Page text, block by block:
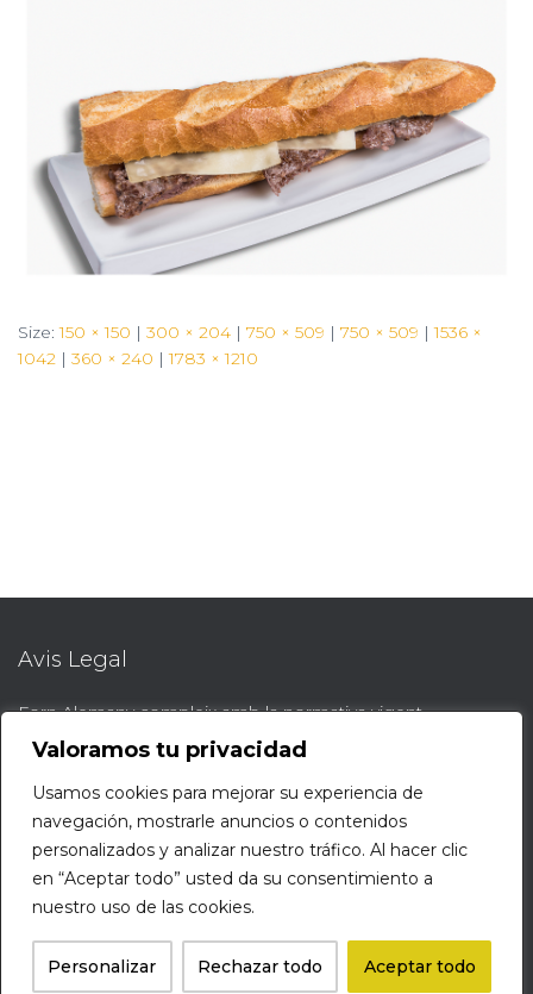
Valoramos tu privacidad
Usamos cookies para mejorar su experiencia de
navegación, mostrarle anuncios o contenidos
personalizados y analizar nuestro tráfico. Al hacer clic
en “Aceptar todo” usted da su consentimiento a
nuestro uso de las cookies.
Personalizar Rechazar todo Aceptar todo
Size:150 × 150 | 300 × 204 | 750 × 509 | 750 × 509 | 1536 ×
1042 | 360 × 240 | 1783 × 1210
Avis Legal
Forn Alemany compleix amb la normativa vigent.
AVÍS LEGAL
Protocol de denúncies
Protocol denúncies web
Hestia | Developed byThemeIsle